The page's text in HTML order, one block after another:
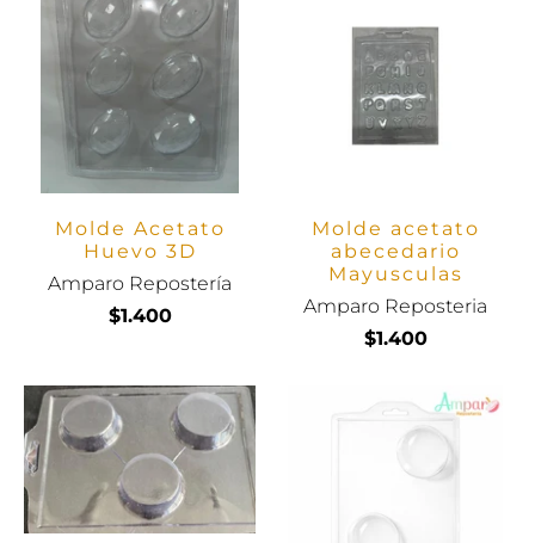
Molde Acetato
Huevo 3D
Amparo Repostería
$1.400
Molde acetato
abecedario
Mayusculas
Amparo Reposteria
$1.400